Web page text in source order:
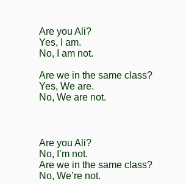
Are you Ali?
Yes, I am.
No, I am not.
Are we in the same class?
Yes, We are.
No, We are not.
Are you Ali?
No, I’m not.
Are we in the same class?
No, We’re not.